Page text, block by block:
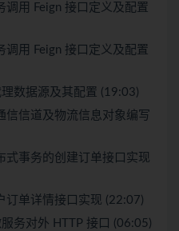
调用 Feign 接口定义及配置
调用 Feign 接口定义及配置
数据源及其配置 (19:03)
信信道及物流信息对象编写
式事务的创建订单接口实现
订单详情接口实现 (22:07)
务对外 HTTP 接口 (06:05)